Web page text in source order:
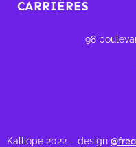
CARRIÈRES
98
Kalliopé 2022 – design